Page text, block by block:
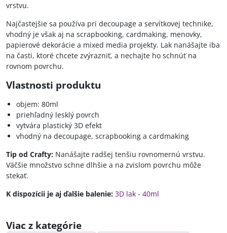
vrstvu.
Najčastejšie sa používa pri decoupage a servítkovej technike,
vhodný je však aj na scrapbooking, cardmaking, menovky,
papierové dekorácie a mixed media projekty. Lak nanášajte iba
na časti, ktoré chcete zvýrazniť, a nechajte ho schnúť na
rovnom povrchu.
Vlastnosti produktu
objem: 80ml
priehľadný lesklý povrch
vytvára plastický 3D efekt
vhodný na decoupage, scrapbooking a cardmaking
Tip od Crafty: Nanášajte radšej tenšiu rovnomernú vrstvu.
Väčšie množstvo schne dlhšie a na zvislom povrchu môže
stekať.
K dispozícii je aj ďalšie balenie: 3D lak - 40ml
Viac z kategórie